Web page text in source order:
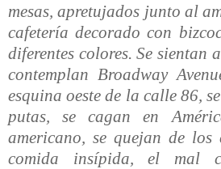
mesas, apretujados junto al
cafetería decorado con
diferentes colores. Se sientan
contemplan Broadway
esquina oeste de la calle 86,
putas, se cagan en
americano, se quejan de los
comida insípida, el mal